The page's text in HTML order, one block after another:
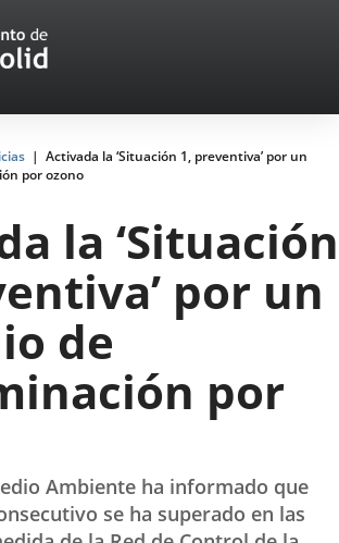
Activada la ‘Situación 1, preventiva’ por un
por ozono
la ‘Situación
por un
de
por
Ambiente ha informado que
se ha superado en las